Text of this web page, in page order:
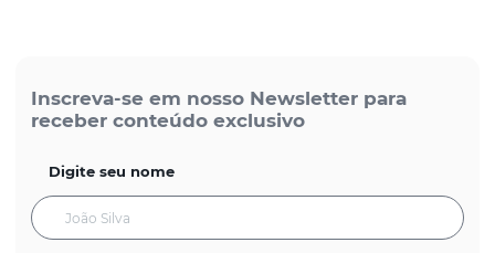
Inscreva-se em nosso Newsletter para
receber conteúdo exclusivo
Digite seu nome